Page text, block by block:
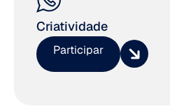
Criatividade
Participar